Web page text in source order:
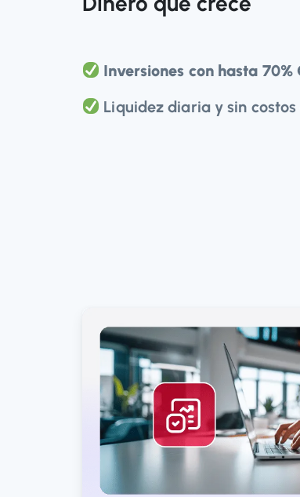
Inversiones con hasta 70%
Liquidez diaria y sin costos